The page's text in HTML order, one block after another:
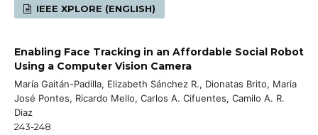
IEEE XPLORE (ENGLISH)
Enabling Face Tracking in an Affordable Social Robot
Using a Computer Vision Camera
María Gaitán-Padilla, Elizabeth Sánchez R., Dionatas Brito, Maria
José Pontes, Ricardo Mello, Carlos A. Cifuentes, Camilo A. R.
Diaz
243-248